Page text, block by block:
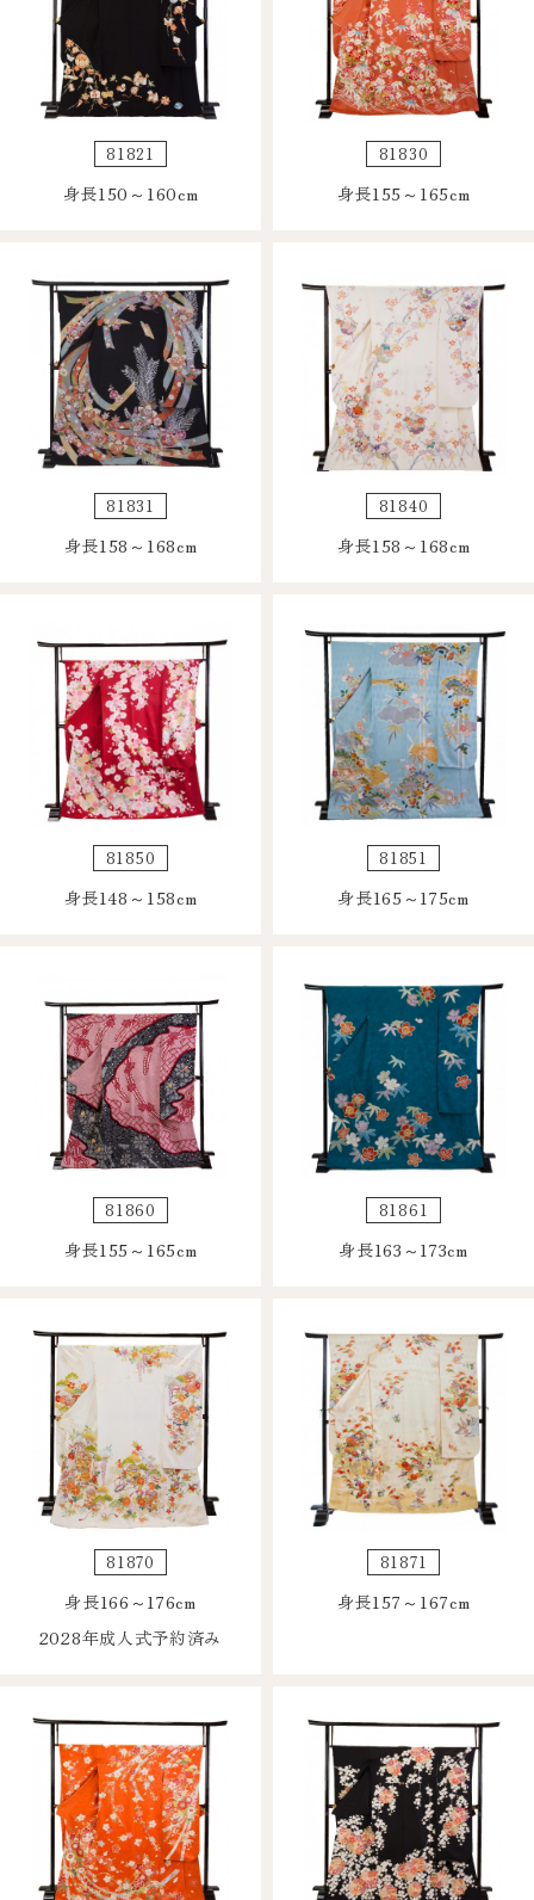
81821
身長150～160cm
81830
身長155～165cm
81831
身長158～168cm
81840
身長158～168cm
81850
身長148～158cm
81851
身長165～175cm
81860
身長155～165cm
81861
身長163～173cm
81870
身長166～176cm
2028年成人式予約済み
81871
身長157～167cm